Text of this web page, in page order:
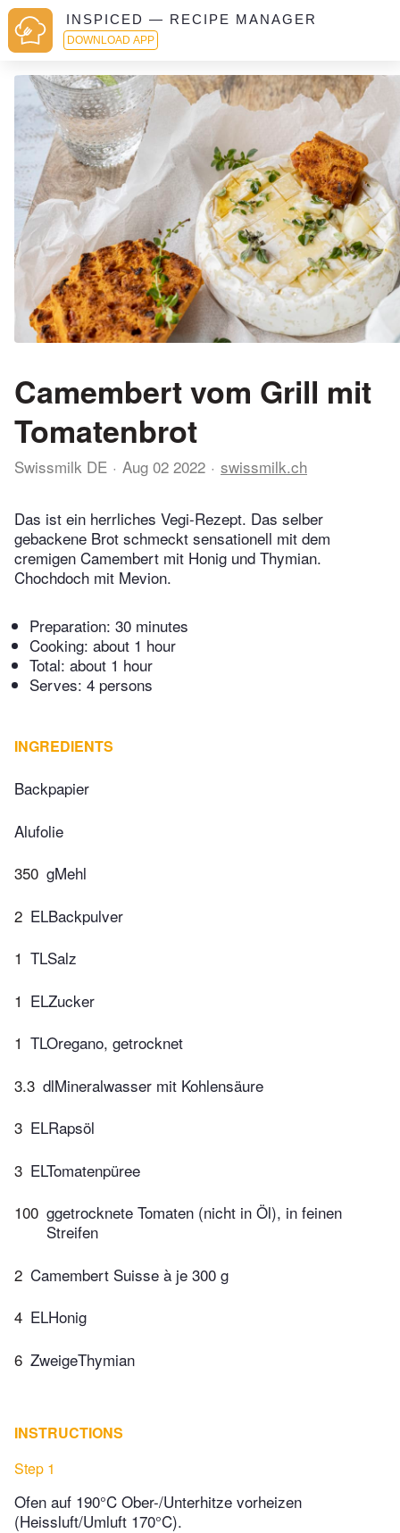
INSPICED — RECIPE MANAGER
DOWNLOAD APP
Camembert vom Grill mit
Tomatenbrot
Swissmilk DE Aug 02 2022 swissmilk.ch
Das ist ein herrliches Vegi-Rezept. Das selber
gebackene Brot schmeckt sensationell mit dem
cremigen Camembert mit Honig und Thymian.
Chochdoch mit Mevion.
Preparation: 30 minutes
Cooking: about 1 hour
Total: about 1 hour
Serves: 4 persons
INGREDIENTS
Backpapier
Alufolie
350 gMehl
2 ELBackpulver
1 TLSalz
1 ELZucker
1 TLOregano, getrocknet
3.3 dlMineralwasser mit Kohlensäure
3 ELRapsöl
3 ELTomatenpüree
100 ggetrocknete Tomaten (nicht in Öl), in feinen
Streifen
2 Camembert Suisse à je 300 g
4 ELHonig
6 ZweigeThymian
INSTRUCTIONS
Step 1
Ofen auf 190°C Ober-/Unterhitze vorheizen
(Heissluft/Umluft 170°C).